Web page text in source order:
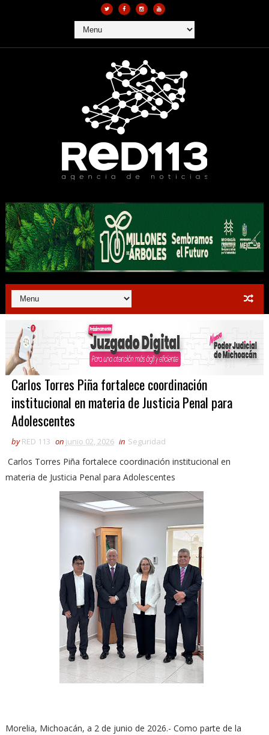
Carlos Torres Piña fortalece coordinación
institucional en materia de Justicia Penal para
Adolescentes
by RED 113 on junio 02, 2026 in Seguridad
Carlos Torres Piña fortalece coordinación institucional en
materia de Justicia Penal para Adolescentes
Morelia, Michoacán, a 2 de junio de 2026.- Como parte de la